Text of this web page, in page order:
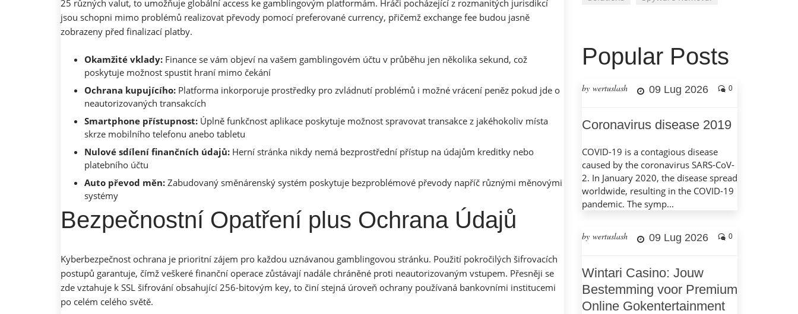
25 různých valut, to umožňuje globální access ke gamblingovým platformám. Hráči pocházející z rozmanitých jurisdikcí
jsou schopni mimo problémů realizovat převody pomocí preferované currency, přičemž exchange fee budou jasně
zobrazeny před finalizací platby.
Okamžité vklady: Finance se vám objeví na vašem gamblingovém účtu v průběhu jen několika sekund, což
poskytuje možnost spustit hraní mimo čekání
Ochrana kupujícího: Platforma inkorporuje prostředky pro zvládnutí problémů i možné vrácení peněz pokud jde o
neautorizovaných transakcích
Smartphone přístupnost: Úplně funkčnost aplikace poskytuje možnost spravovat transakce z jakéhokoliv místa
skrze mobilního telefonu anebo tabletu
Nulové sdílení finančních údajů: Herní stránka nikdy nemá bezprostřední přístup na údajům kreditky nebo
platebního účtu
Auto převod měn: Zabudovaný směnárenský systém poskytuje bezproblémové převody napříč různými měnovými
systémy
Bezpečnostní Opatření plus Ochrana Údajů
Kyberbezpečnost ochrana je prioritní zájem pro každou uznávanou gamblingovou stránku. Použití pokročilých šifrovacích
postupů garantuje, čímž veškeré finanční operace zůstávají nadále chráněné proti neautorizovaným vstupem. Přesněji se
zde vztahuje k SSL šifrování obsahující 256-bitovým key, to činí stejná úroveň ochrany používaná bankovními institucemi
po celém celého světě.
Popular Posts
by wertuslash 09 Lug 2026 0
Coronavirus disease 2019
COVID-19 is a contagious disease
caused by the coronavirus SARS-CoV-
2. In January 2020, the disease spread
worldwide, resulting in the COVID-19
pandemic. The symp...
by wertuslash 09 Lug 2026 0
Wintari Casino: Jouw
Bestemming voor Premium
Online Gokentertainment